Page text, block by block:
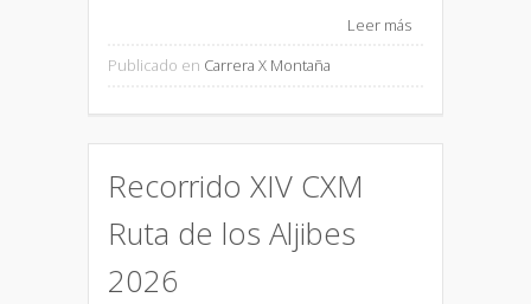
Leer más
Publicado en Carrera X Montaña
Recorrido XIV CXM
Ruta de los Aljibes
2026